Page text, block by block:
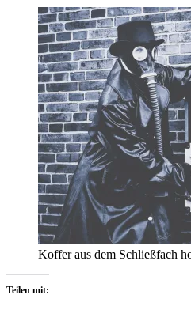
Koffer aus dem Schließfach
Teilen mit: